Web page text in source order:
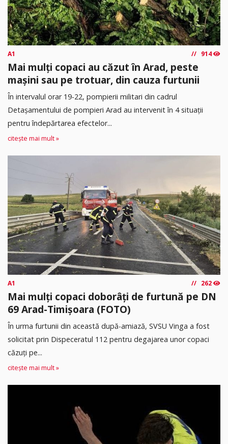
A1 914
Mai mulți copaci au căzut în Arad, peste
mașini sau pe trotuar, din cauza furtunii
În intervalul orar 19-22, pompierii militari din cadrul
Detașamentului de pompieri Arad au intervenit în 4 situații
pentru îndepărtarea efectelor...
citește mai mult »
A1 262
Mai mulți copaci doborâți de furtună pe DN
69 Arad-Timișoara (FOTO)
În urma furtunii din această după-amiază, SVSU Vinga a fost
solicitat prin Dispeceratul 112 pentru degajarea unor copaci
căzuți pe...
citește mai mult »